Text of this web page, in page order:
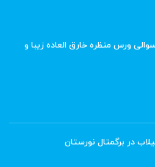
ورس منظره خارق العاده زیبا و
در برگمتال نورستان